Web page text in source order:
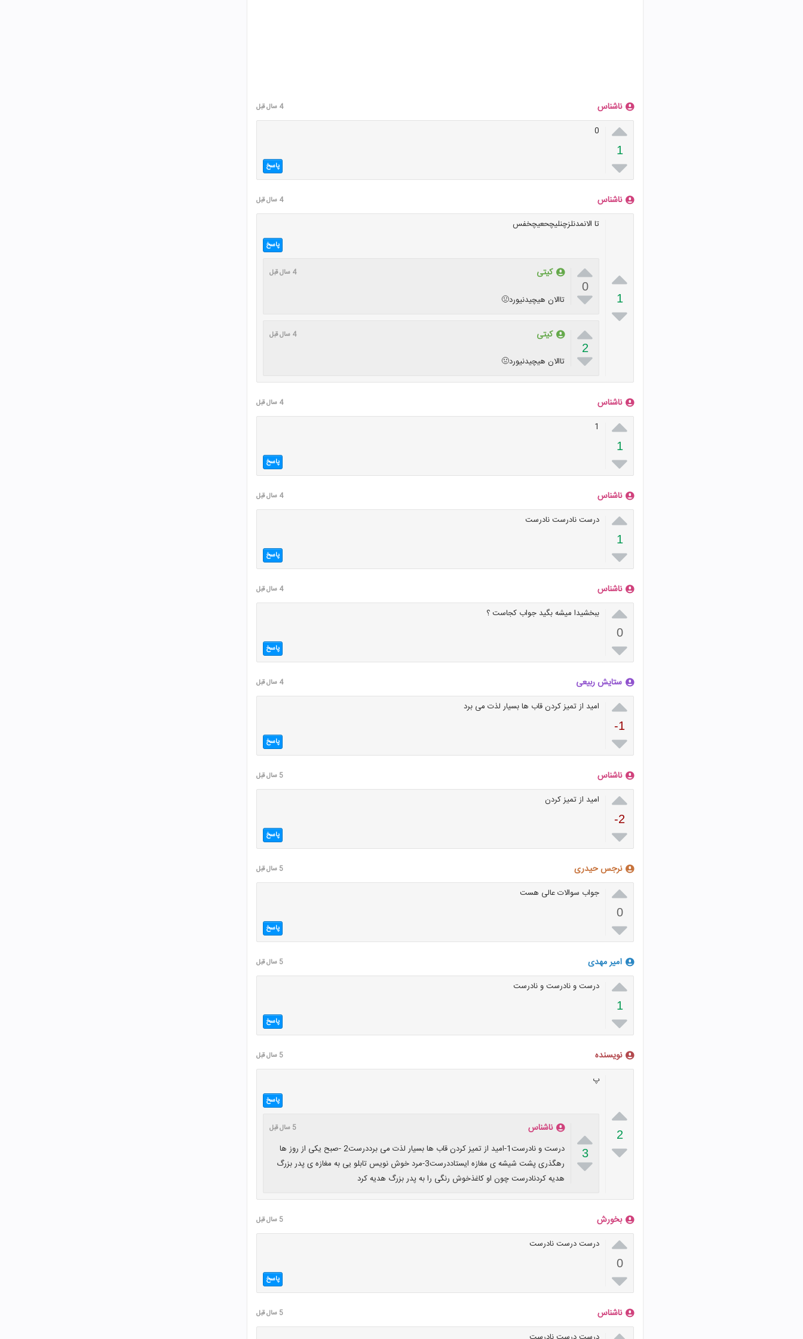
ناشناس 4 سال قبل

1

0
پاسخ
ناشناس 4 سال قبل

1

تا الانمدنلزچنلیچحعیچخفس
پاسخ

0

کیتی 4 سال قبل
تاالان هیچیدنیورد🤢

2

کیتی 4 سال قبل
تاالان هیچیدنیورد🤢
ناشناس 4 سال قبل

1

1
پاسخ
ناشناس 4 سال قبل

1

درست نادرست نادرست
پاسخ
ناشناس 4 سال قبل

0

ببخشیدا میشه بگید جواب کجاست ؟
پاسخ
ستایش ربیعی 4 سال قبل

-1

امید از تمیز کردن قاب ها بسیار لذت می برد
پاسخ
ناشناس 5 سال قبل

-2

امید از تمیز کردن
پاسخ
نرجس حیدری 5 سال قبل

0

جواب سوالات عالی هست
پاسخ
امیر مهدی 5 سال قبل

1

درست و نادرست و نادرست
پاسخ
نویسنده 5 سال قبل

2

پ
پاسخ

3

ناشناس 5 سال قبل
درست و نادرست1-امید از تمیز کردن قاب ها بسیار لذت می برددرست2 -صبح یکی از روز ها
رهگذری پشت شیشه ی مغازه ایستاددرست3-مرد خوش نویس تابلو یی به مغازه ی پدر بزرگ
هدیه کردنادرست چون او کاغذخوش رنگی را به پدر بزرگ هدیه کرد
بخورش 5 سال قبل

0

درست درست نادرست
پاسخ
ناشناس 5 سال قبل